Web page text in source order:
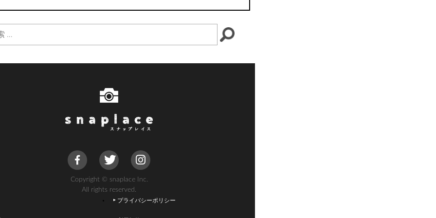
Copyright © snaplace Inc.
All rights reserved.
プライバシーポリシー